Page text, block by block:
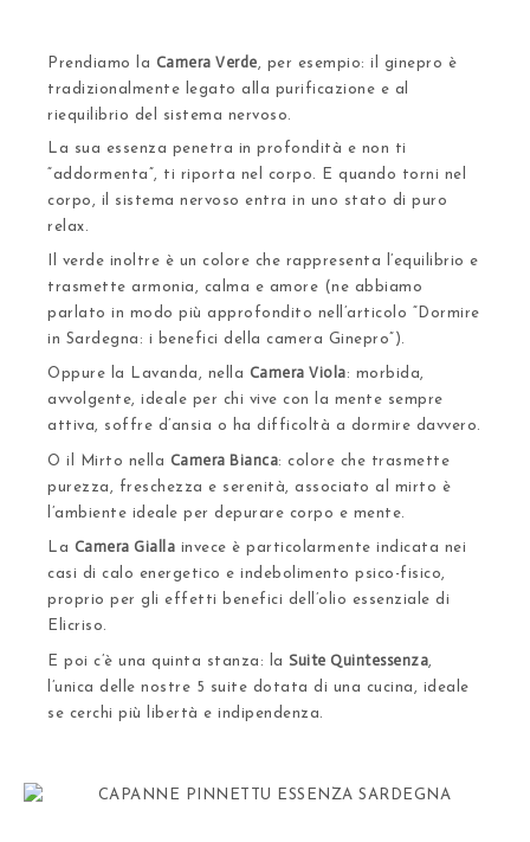
Prendiamo la Camera Verde , per esempio: il ginepro è
tradizionalmente legato alla purificazione e al
riequilibrio del sistema nervoso.
La sua essenza penetra in profondità e non ti
“addormenta”, ti riporta nel corpo. E quando torni nel
corpo, il sistema nervoso entra in uno stato di puro
relax.
Il verde inoltre è un colore che rappresenta l’equilibrio e
trasmette armonia, calma e amore (ne abbiamo
parlato in modo più approfondito nell’articolo “ Dormire
in Sardegna: i benefici della camera Ginepro”).
Oppure la Lavanda, nella Camera Viola: morbida,
avvolgente, ideale per chi vive con la mente sempre
attiva, soffre d’ansia o ha difficoltà a dormire davvero.
O il Mirto nella Camera Bianca: colore che trasmette
purezza, freschezza e serenità, associato al mirto è
l’ambiente ideale per depurare corpo e mente.
La Camera Gialla invece è particolarmente indicata nei
casi di calo energetico e indebolimento psico-fisico,
proprio per gli effetti benefici dell’olio essenziale di
Elicriso.
E poi c’è una quinta stanza: la Suite Quintessenza
l’unica delle nostre 5 suite dotata di una cucina, ideale
se cerchi più libertà e indipendenza.